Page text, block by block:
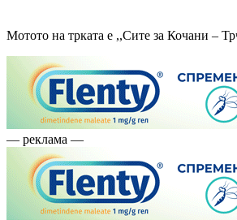
Мотото на трката е ,,Сите за Кочани –
— реклама —